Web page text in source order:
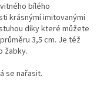
bílého
krásnýmí imitovanými
díky které můžete
3,5 cm. Je též
žabky.
se nařasit.